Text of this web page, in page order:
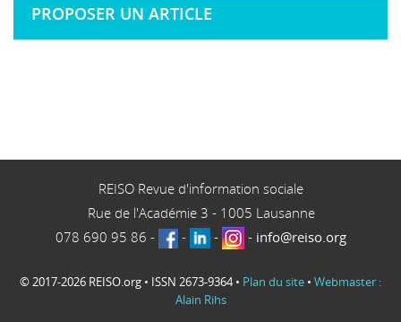
PROPOSER UN ARTICLE
REISO Revue d'information sociale
Rue de l'Académie 3 - 1005 Lausanne
078 690 95 86 - - - - info@reiso.org
© 2017-2026 REISO.org • ISSN 2673-9364 • Plan du site • Webmaster :
Alain Rihs